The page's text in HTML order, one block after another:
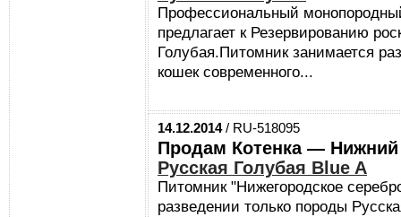
Профессиональный
предлагает к Резервированию
Голубая.Питомник занимается
кошек современного...
14.12.2014/ RU-518095
Продам Котенка — Нижний
Русская Голубая Blue A
Питомник "Нижегородское
разведении только породы